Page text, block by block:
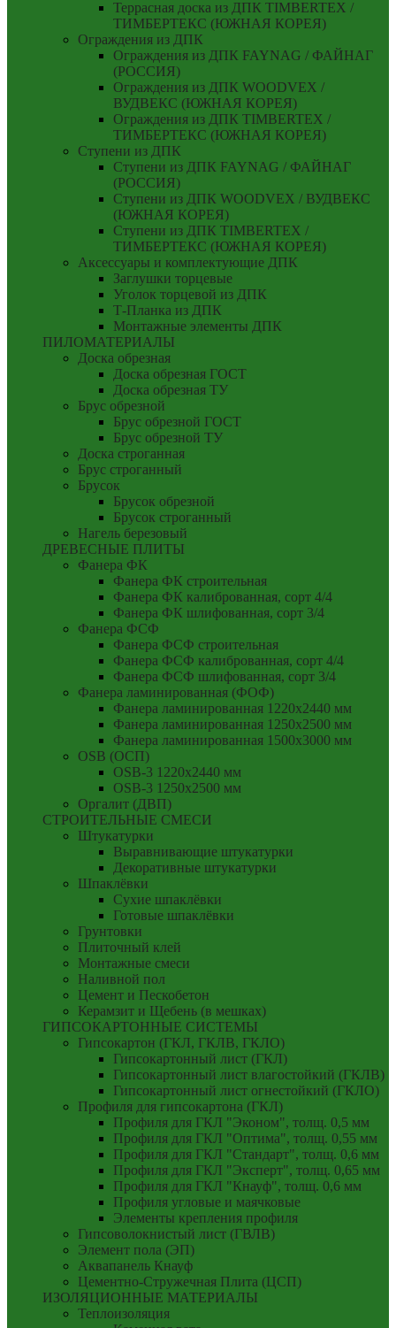
Террасная доска из ДПК TIMBERTEX /
ТИМБЕРТЕКС (ЮЖНАЯ КОРЕЯ)
Ограждения из ДПК
Ограждения из ДПК FAYNAG / ФАЙНАГ
(РОССИЯ)
Ограждения из ДПК WOODVEX /
ВУДВЕКС (ЮЖНАЯ КОРЕЯ)
Ограждения из ДПК TIMBERTEX /
ТИМБЕРТЕКС (ЮЖНАЯ КОРЕЯ)
Ступени из ДПК
Ступени из ДПК FAYNAG / ФАЙНАГ
(РОССИЯ)
Ступени из ДПК WOODVEX / ВУДВЕКС
(ЮЖНАЯ КОРЕЯ)
Ступени из ДПК TIMBERTEX /
ТИМБЕРТЕКС (ЮЖНАЯ КОРЕЯ)
Аксессуары и комплектующие ДПК
Заглушки торцевые
Уголок торцевой из ДПК
Т-Планка из ДПК
Монтажные элементы ДПК
ПИЛОМАТЕРИАЛЫ
Доска обрезная
Доска обрезная ГОСТ
Доска обрезная ТУ
Брус обрезной
Брус обрезной ГОСТ
Брус обрезной ТУ
Доска строганная
Брус строганный
Брусок
Брусок обрезной
Брусок строганный
Нагель березовый
ДРЕВЕСНЫЕ ПЛИТЫ
Фанера ФК
Фанера ФК строительная
Фанера ФК калиброванная, сорт 4/4
Фанера ФК шлифованная, сорт 3/4
Фанера ФСФ
Фанера ФСФ строительная
Фанера ФСФ калиброванная, сорт 4/4
Фанера ФСФ шлифованная, сорт 3/4
Фанера ламинированная (ФОФ)
Фанера ламинированная 1220x2440 мм
Фанера ламинированная 1250x2500 мм
Фанера ламинированная 1500x3000 мм
OSB (ОСП)
OSB-3 1220x2440 мм
OSB-3 1250x2500 мм
Оргалит (ДВП)
СТРОИТЕЛЬНЫЕ СМЕСИ
Штукатурки
Выравнивающие штукатурки
Декоративные штукатурки
Шпаклёвки
Сухие шпаклёвки
Готовые шпаклёвки
Грунтовки
Плиточный клей
Монтажные смеси
Наливной пол
Цемент и Пескобетон
Керамзит и Щебень (в мешках)
ГИПСОКАРТОННЫЕ СИСТЕМЫ
Гипсокартон (ГКЛ, ГКЛВ, ГКЛО)
Гипсокартонный лист (ГКЛ)
Гипсокартонный лист влагостойкий (ГКЛВ)
Гипсокартонный лист огнестойкий (ГКЛО)
Профиля для гипсокартона (ГКЛ)
Профиля для ГКЛ "Эконом", толщ. 0,5 мм
Профиля для ГКЛ "Оптима", толщ. 0,55 мм
Профиля для ГКЛ "Стандарт", толщ. 0,6 мм
Профиля для ГКЛ "Эксперт", толщ. 0,65 мм
Профиля для ГКЛ "Кнауф", толщ. 0,6 мм
Профиля угловые и маячковые
Элементы крепления профиля
Гипсоволокнистый лист (ГВЛВ)
Элемент пола (ЭП)
Аквапанель Кнауф
Цементно-Стружечная Плита (ЦСП)
ИЗОЛЯЦИОННЫЕ МАТЕРИАЛЫ
Теплоизоляция